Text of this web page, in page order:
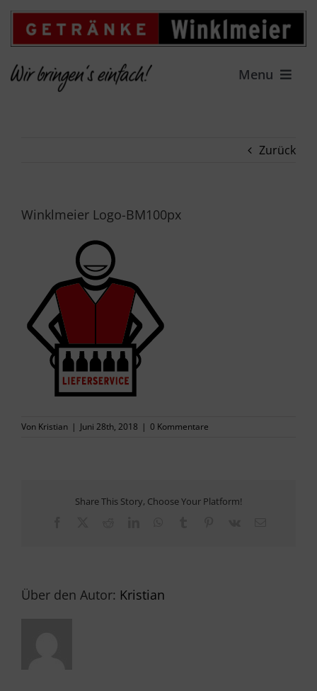
Zum
Inhalt
springen
Menu
GETRÄNKEFACHMARKT
ANGEBOT
FAMILIENUNTERNEHMEN
PRESSE
KONTAKT
Zurück
Winklmeier Logo-BM100px
Von Kristian | Juni 28th, 2018 | 0 Kommentare
Share This Story, Choose Your Platform!
Über den Autor: Kristian